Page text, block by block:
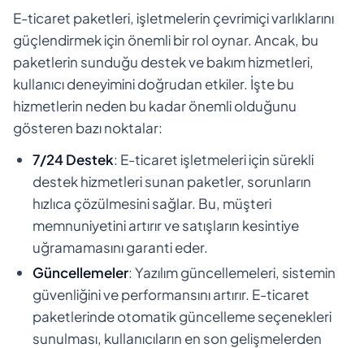
E-ticaret paketleri, işletmelerin çevrimiçi varlıklarını
güçlendirmek için önemli bir rol oynar. Ancak, bu
paketlerin sunduğu destek ve bakım hizmetleri,
kullanıcı deneyimini doğrudan etkiler. İşte bu
hizmetlerin neden bu kadar önemli olduğunu
gösteren bazı noktalar:
7/24 Destek: E-ticaret işletmeleri için sürekli
destek hizmetleri sunan paketler, sorunların
hızlıca çözülmesini sağlar. Bu, müşteri
memnuniyetini artırır ve satışların kesintiye
uğramamasını garanti eder.
Güncellemeler: Yazılım güncellemeleri, sistemin
güvenliğini ve performansını artırır. E-ticaret
paketlerinde otomatik güncelleme seçenekleri
sunulması, kullanıcıların en son gelişmelerden